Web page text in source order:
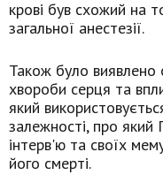
крові був схожий на
загальної анестезії.
Також було виявлено
хвороби серця та
який
залежності, про який
інтерв'ю та своїх
його смерті.